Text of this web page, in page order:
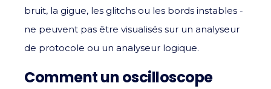
bruit, la gigue, les glitchs ou les bords instables -
ne peuvent pas être visualisés sur un analyseur
de protocole ou un analyseur logique.
Comment un oscilloscope